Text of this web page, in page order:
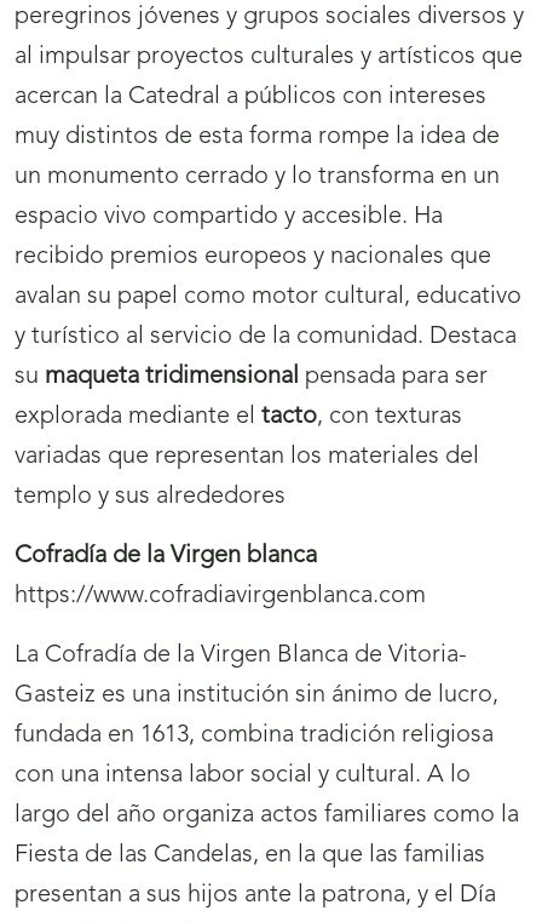
peregrinos jóvenes y grupos sociales diversos y
al impulsar proyectos culturales y artísticos que
acercan la Catedral a públicos con intereses
muy distintos de esta forma rompe la idea de
un monumento cerrado y lo transforma en un
espacio vivo compartido y accesible. Ha
recibido premios europeos y nacionales que
avalan su papel como motor cultural, educativo
y turístico al servicio de la comunidad. Destaca
su maqueta tridimensional pensada para ser
explorada mediante el tacto, con texturas
variadas que representan los materiales del
templo y sus alrededores
Cofradía de la Virgen blanca
https://www.cofradiavirgenblanca.com
La Cofradía de la Virgen Blanca de Vitoria-
Gasteiz es una institución sin ánimo de lucro,
fundada en 1613, combina tradición religiosa
con una intensa labor social y cultural. A lo
largo del año organiza actos familiares como la
Fiesta de las Candelas, en la que las familias
presentan a sus hijos ante la patrona, y el Día